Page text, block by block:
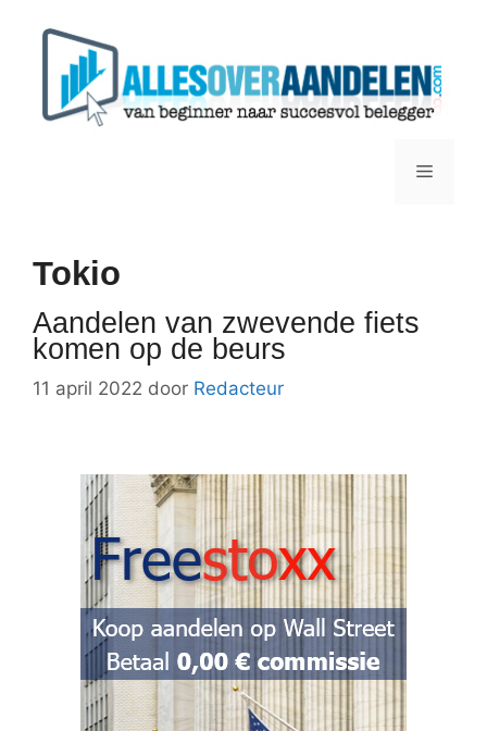
Menu
Tokio
Aandelen van zwevende fiets
komen op de beurs
11 april 2022 door Redacteur